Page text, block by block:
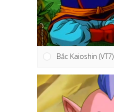
Bắc Kaioshin (VT7)